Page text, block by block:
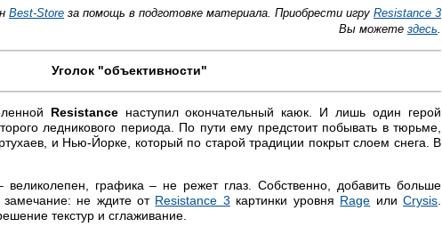
Best-Store за помощь в подготовке материала. Приобрести игру Resistance 3
Вы можете здесь.
Уголок "объективности"
Resistanceнаступил окончательный каюк. И лишь один герой
ледникового периода. По пути ему предстоит побывать в тюрьме,
и Нью-Йорке, который по старой традиции покрыт слоем снега. В
великолепен, графика – не режет глаз. Собственно, добавить больше
замечание: не ждите от Resistance 3 картинки уровня Rage илиCrysis
текстур и сглаживание.